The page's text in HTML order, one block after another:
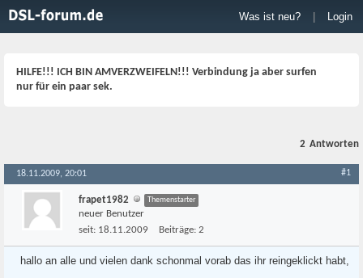
Was ist neu? Login
HILFE!!! ICH BIN AMVERZWEIFELN!!! Verbindung ja aber surfen
nur für ein paar sek.
2 Antworten
18.11.2009, 20:01 #1
frapet1982 Themenstarter
neuer Benutzer
seit: 18.11.2009 Beiträge: 2
hallo an alle und vielen dank schonmal vorab das ihr reingeklickt habt,